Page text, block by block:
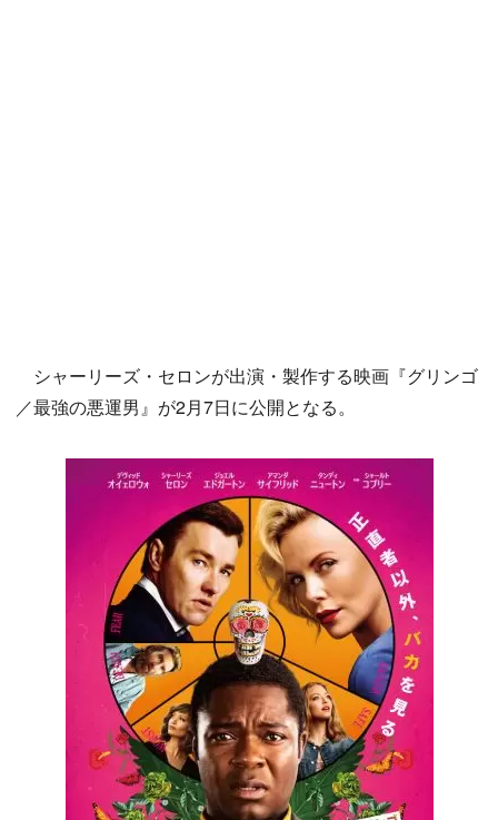
シャーリーズ・セロンが出演・製作する映画『グリンゴ
／最強の悪運男』が2月7日に公開となる。